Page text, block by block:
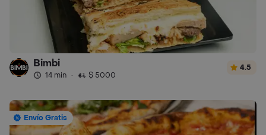
Bimbi
14 min · $ 5000
4.5
Envío Gratis